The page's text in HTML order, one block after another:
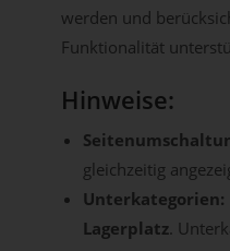
werden und
Funktionalität
Hinweise:
gleichzeitig
Unterkategorien:
Lagerplatz.